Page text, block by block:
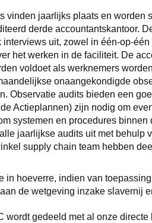
vinden jaarlijks plaats en worden
derde accountantskantoor.
uit, zowel in één-op-
het werken in de faciliteit. De
voldoet als werknemers
onaangekondigde
Observatie audits bieden een
Actieplannen) zijn nodig om
systemen en procedures
jaarlijkse audits uit met behulp
supply chain team hebben
in hoeverre, indien van
de wetgeving inzake slavernij
wordt gedeeld met al onze